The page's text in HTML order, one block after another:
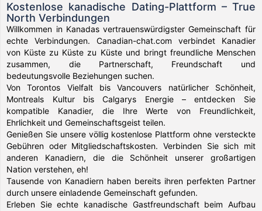
Kostenlose kanadische Dating-Plattform – True
North Verbindungen
Willkommen in Kanadas vertrauenswürdigster Gemeinschaft für
echte Verbindungen. Canadian-chat.com verbindet Kanadier
von Küste zu Küste zu Küste und bringt freundliche Menschen
zusammen, die Partnerschaft, Freundschaft und
bedeutungsvolle Beziehungen suchen.
Von Torontos Vielfalt bis Vancouvers natürlicher Schönheit,
Montreals Kultur bis Calgarys Energie – entdecken Sie
kompatible Kanadier, die Ihre Werte von Freundlichkeit,
Ehrlichkeit und Gemeinschaftsgeist teilen.
Genießen Sie unsere völlig kostenlose Plattform ohne versteckte
Gebühren oder Mitgliedschaftskosten. Verbinden Sie sich mit
anderen Kanadiern, die die Schönheit unserer großartigen
Nation verstehen, eh!
Tausende von Kanadiern haben bereits ihren perfekten Partner
durch unsere einladende Gemeinschaft gefunden.
Erleben Sie echte kanadische Gastfreundschaft beim Aufbau